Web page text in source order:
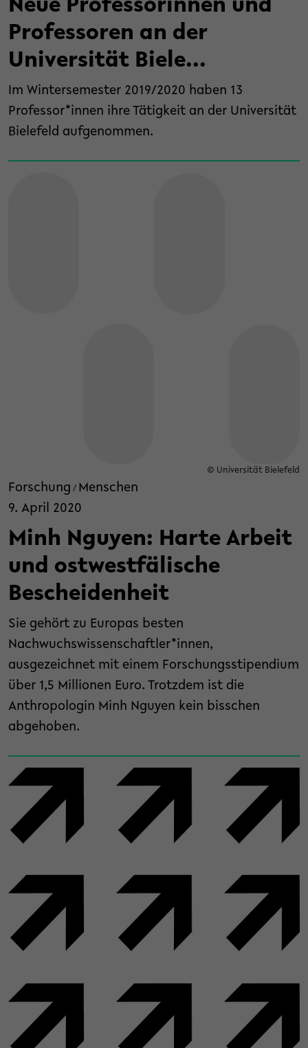
Neue Professorinnen und
Professoren an der
Universität Biele...
Im Wintersemester 2019/2020 haben 13
Professor*innen ihre Tätigkeit an der Universität
Bielefeld aufgenommen.
© Universität Bielefeld
Forschung / Menschen
9. April 2020
Minh Nguyen: Harte Arbeit
und ostwestfälische
Bescheidenheit
Sie gehört zu Europas besten
Nachwuchswissenschaftler*innen,
ausgezeichnet mit einem Forschungsstipendium
über 1,5 Millionen Euro. Trotzdem ist die
Anthropologin Minh Nguyen kein bisschen
abgehoben.